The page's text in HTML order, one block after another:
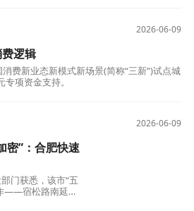
2026-06-09
逻辑
费新业态新模式新场景(简称“三新”)试点城
项资金支持。
2026-06-09
密”：合肥快速
门获悉，该市“五
——宿松路南延及